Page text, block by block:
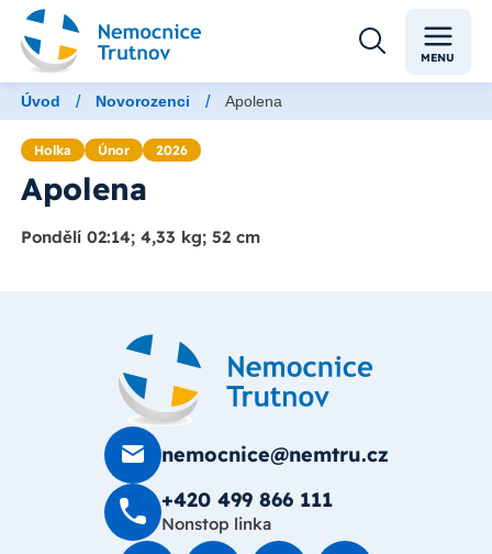
MENU
Úvod / Novorozenci / Apolena
Holka Únor 2026
Apolena
Pondělí 02:14; 4,33 kg; 52 cm
nemocnice@nemtru.cz
+420 499 8­66 111
Nonstop linka